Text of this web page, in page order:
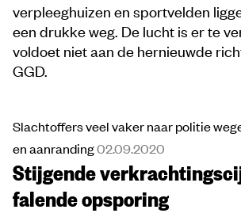
verpleeghuizen en sportvelden
een drukke weg. De lucht is er te
voldoet niet aan de hernieuwde
GGD.
Slachtoffers veel vaker naar politie
en aanranding02.09.2020
Stijgende
falende opsporing